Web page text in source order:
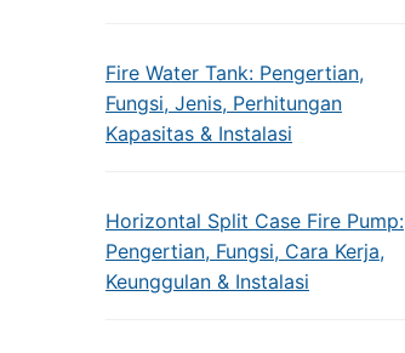
Fire Water Tank: Pengertian,
Fungsi, Jenis, Perhitungan
Kapasitas & Instalasi
Horizontal Split Case Fire Pump:
Pengertian, Fungsi, Cara Kerja,
Keunggulan & Instalasi